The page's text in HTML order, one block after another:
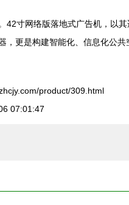
寸网络版落地式广告机，以
更是构建智能化、信息化公
product/309.html
07:01:47